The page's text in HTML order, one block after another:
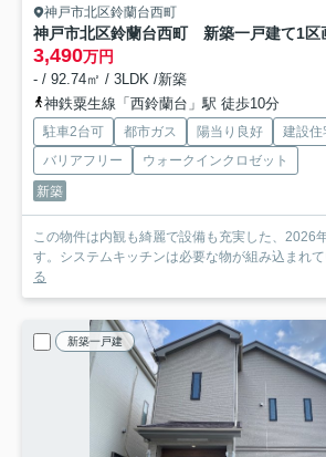
神戸市北区鈴蘭台西町
神戸市北区鈴蘭台西町 新築一戸建て1区
3,490万円
- / 92.74㎡ / 3LDK /新築
神鉄粟生線「西鈴蘭台」駅 徒歩10分
駐車2台可 都市ガス 陽当り良好
建設住
バリアフリー
ウォークインクロゼット
新築
この物件は内観も綺麗で設備も充実した、2026
す。システムキッチンは必要な物が組み込まれ
る
新築一戸建